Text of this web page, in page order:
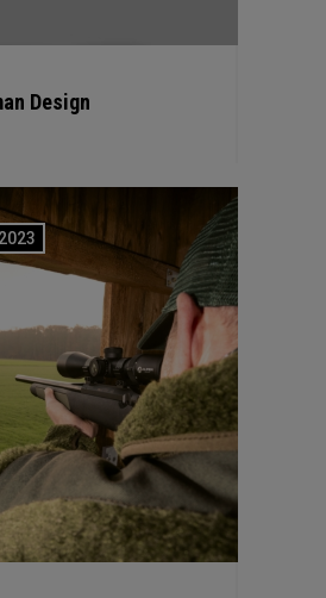
Design
2023